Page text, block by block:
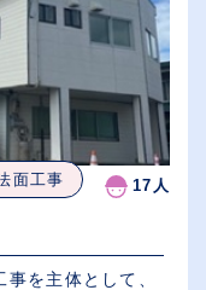
面工事 17人
を主体として、